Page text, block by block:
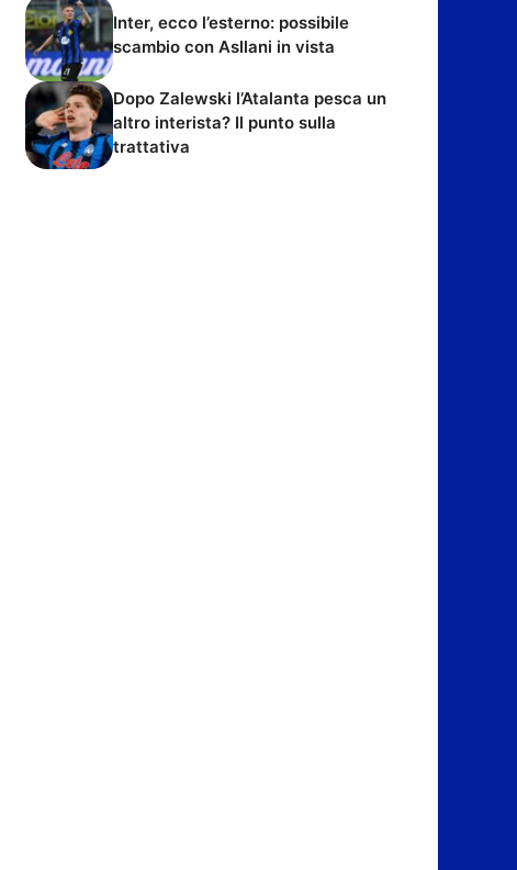
Inter, ecco l’esterno: possibile
scambio con Asllani in vista
Dopo Zalewski l’Atalanta pesca un
altro interista? Il punto sulla
trattativa